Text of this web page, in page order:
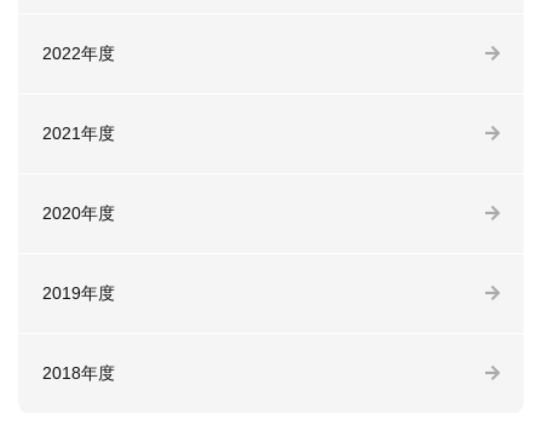
2022年度
2021年度
2020年度
2019年度
2018年度